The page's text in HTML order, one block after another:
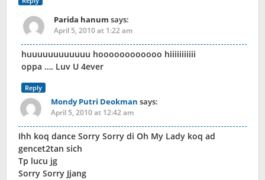
Parida hanum says:
April 5, 2010 at 1:22 am
huuuuuuuuuuuu hoooooooooooo hiiiiiiiiiii
oppa …. Luv U 4ever
Reply
Mondy Putri Deokman says:
April 5, 2010 at 12:42 am
Ihh koq dance Sorry Sorry di Oh My Lady koq ad
gencet2tan sich
Tp lucu jg
Sorry Sorry Jjang